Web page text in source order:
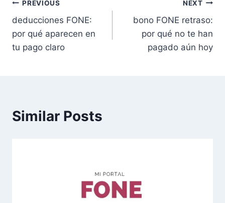
Post
navigation
PREVIOUS
deducciones FONE:
por qué aparecen en
tu pago claro
NEXT
bono FONE retraso:
por qué no te han
pagado aún hoy
Similar Posts